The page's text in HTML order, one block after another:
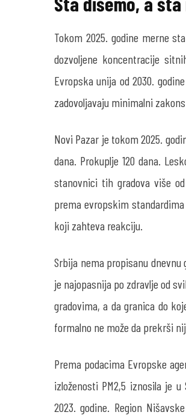
Tokom 2025. godine merne
dozvoljene koncentracije
Evropska unija od 2030.
zadovoljavaju minimalni
Novi Pazar je tokom 2025.
dana. Prokuplje 120 dana.
stanovnici tih gradova više
prema evropskim
koji zahteva reakciju.
Srbija nema propisanu dnevnu
je najopasnija po zdravlje od
gradovima, a da granica do
formalno ne može da prekrši
Prema podacima Evropske
izloženosti PM2,5 iznosila je u
2023. godine. Region